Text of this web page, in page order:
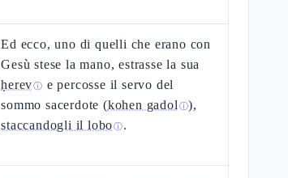
Ed ecco, uno di quelli che erano con
Gesù stese la mano, estrasse la sua
ḥerevⓘ e percosse il servo del
sommo sacerdote (kohen gadol ⓘ),
staccandogli il loboⓘ.